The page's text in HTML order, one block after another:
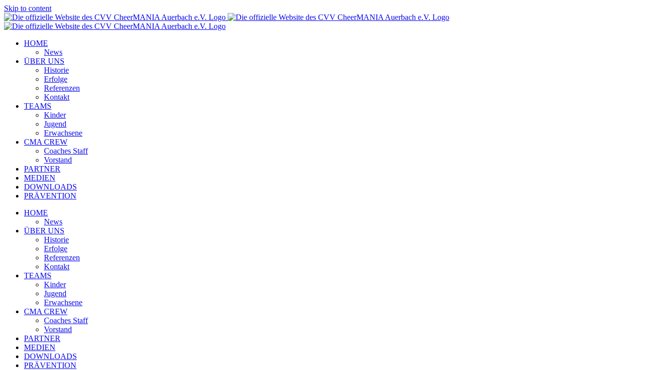
Skip to content
HOME
News
ÜBER UNS
Historie
Erfolge
Referenzen
Kontakt
TEAMS
Kinder
Jugend
Erwachsene
CMA CREW
Coaches Staff
Vorstand
PARTNER
MEDIEN
DOWNLOADS
PRÄVENTION
HOME
News
ÜBER UNS
Historie
Erfolge
Referenzen
Kontakt
TEAMS
Kinder
Jugend
Erwachsene
CMA CREW
Coaches Staff
Vorstand
PARTNER
MEDIEN
DOWNLOADS
PRÄVENTION